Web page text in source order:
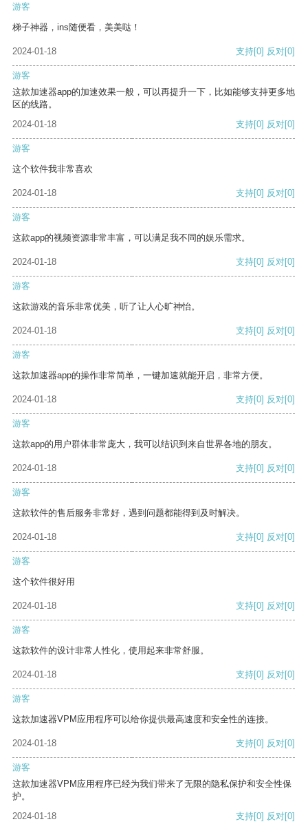
游客
梯子神器，ins随便看，美美哒！
2024-01-18 支持[0] 反对[0]
游客
这款加速器app的加速效果一般，可以再提升一下，比如能够支持更多地
区的线路。
2024-01-18
支持[0] 反对[0]
游客
这个软件我非常喜欢
2024-01-18 支持[0] 反对[0]
游客
这款app的视频资源非常丰富，可以满足我不同的娱乐需求。
2024-01-18 支持[0] 反对[0]
游客
这款游戏的音乐非常优美，听了让人心旷神怡。
2024-01-18 支持[0] 反对[0]
游客
这款加速器app的操作非常简单，一键加速就能开启，非常方便。
2024-01-18 支持[0] 反对[0]
游客
这款app的用户群体非常庞大，我可以结识到来自世界各地的朋友。
2024-01-18 支持[0] 反对[0]
游客
这款软件的售后服务非常好，遇到问题都能得到及时解决。
2024-01-18 支持[0] 反对[0]
游客
这个软件很好用
2024-01-18 支持[0] 反对[0]
游客
这款软件的设计非常人性化，使用起来非常舒服。
2024-01-18 支持[0] 反对[0]
游客
这款加速器VPM应用程序可以给你提供最高速度和安全性的连接。
2024-01-18 支持[0] 反对[0]
游客
这款加速器VPM应用程序已经为我们带来了无限的隐私保护和安全性保
护。
2024-01-18
支持[0] 反对[0]